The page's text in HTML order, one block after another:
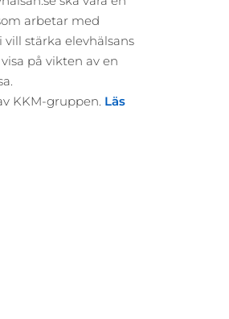
arbetar med
vill stärka elevhälsans
på vikten av en
KKM-gruppen. Läs